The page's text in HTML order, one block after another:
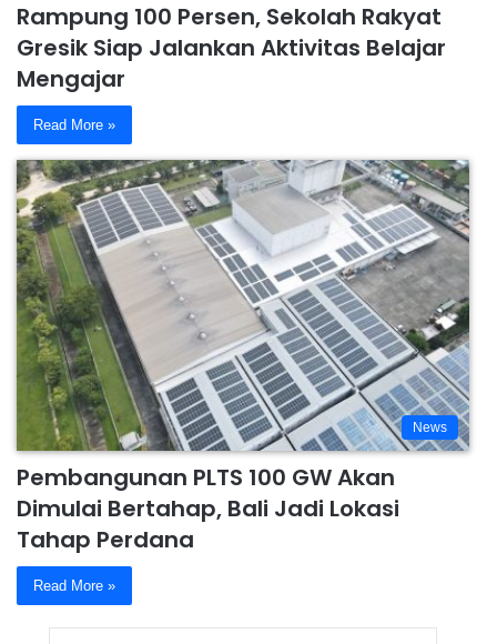
Rampung 100 Persen, Sekolah Rakyat
Gresik Siap Jalankan Aktivitas Belajar
Mengajar
Read More »
News
Pembangunan PLTS 100 GW Akan
Dimulai Bertahap, Bali Jadi Lokasi
Tahap Perdana
Read More »